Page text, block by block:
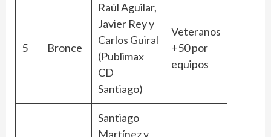
5 Bronce
Raúl Aguilar,
Javier Rey y
Carlos Guiral
(Publimax
CD
Santiago)
Veteranos
+50 por
equipos
Santiago
Martínez y